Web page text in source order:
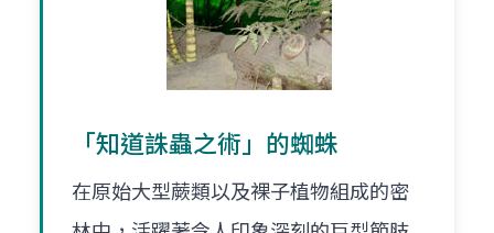
「知道誅蟲之術」的蜘蛛
在原始大型蕨類以及裸子植物組成的密